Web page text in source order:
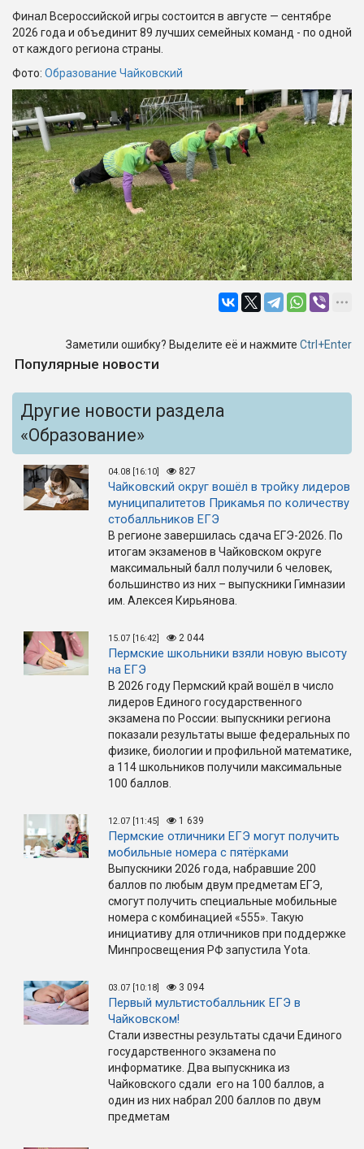
Финал Всероссийской игры состоится в августе — сентябре
2026 года и объединит 89 лучших семейных команд - по одной
от каждого региона страны.
Фото: Образование Чайковский
Заметили ошибку? Выделите её и нажмите Ctrl+Enter
Популярные новости
Другие новости раздела
«Образование»
04.08 [16:10] 827
Чайковский округ вошёл в тройку лидеров
муниципалитетов Прикамья по количеству
стобалльников ЕГЭ
В регионе завершилась сдача ЕГЭ-2026. По
итогам экзаменов в Чайковском округе
максимальный балл получили 6 человек,
большинство из них – выпускники Гимназии
им. Алексея Кирьянова.
15.07 [16:42] 2 044
Пермские школьники взяли новую высоту
на ЕГЭ
В 2026 году Пермский край вошёл в число
лидеров Единого государственного
экзамена по России: выпускники региона
показали результаты выше федеральных по
физике, биологии и профильной математике,
а 114 школьников получили максимальные
100 баллов.
12.07 [11:45] 1 639
Пермские отличники ЕГЭ могут получить
мобильные номера с пятёрками
Выпускники 2026 года, набравшие 200
баллов по любым двум предметам ЕГЭ,
смогут получить специальные мобильные
номера с комбинацией «555». Такую
инициативу для отличников при поддержке
Минпросвещения РФ запустила Yota.
03.07 [10:18] 3 094
Первый мультистобалльник ЕГЭ в
Чайковском!
Стали известны результаты сдачи Единого
государственного экзамена по
информатике. Два выпускника из
Чайковского сдали его на 100 баллов, а
один из них набрал 200 баллов по двум
предметам